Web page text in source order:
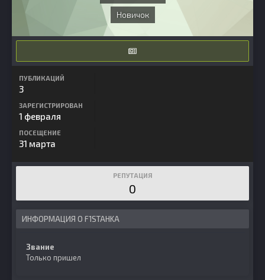
Новичок
ПУБЛИКАЦИЙ
3
ЗАРЕГИСТРИРОВАН
1 февраля
ПОСЕЩЕНИЕ
31 марта
РЕПУТАЦИЯ
0
ИНФОРМАЦИЯ О F1STAHKA
Звание
Только пришел